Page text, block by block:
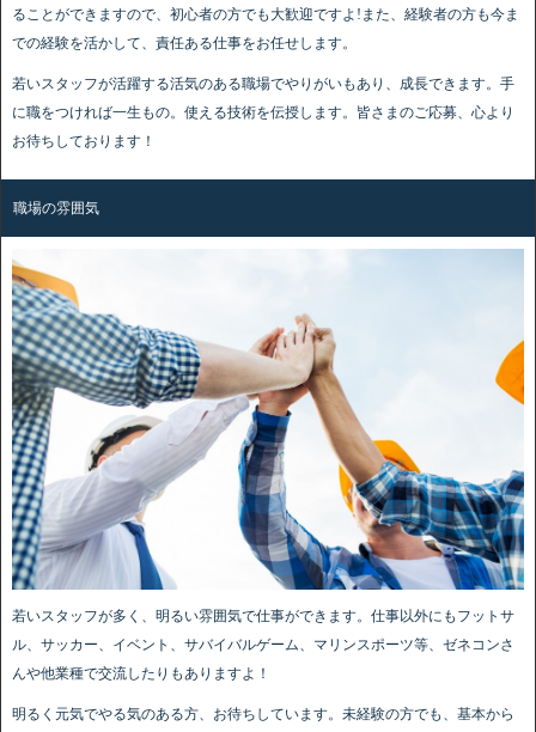
ることができますので、初心者の方でも大歓迎ですよ!また、経験者の方も今ま
での経験を活かして、責任ある仕事をお任せします。
若いスタッフが活躍する活気のある職場でやりがいもあり、成長できます。手
に職をつければ一生もの。使える技術を伝授します。皆さまのご応募、心より
お待ちしております！
職場の雰囲気
若いスタッフが多く、明るい雰囲気で仕事ができます。仕事以外にもフットサ
ル、サッカー、イベント、サバイバルゲーム、マリンスポーツ等、ゼネコンさ
んや他業種で交流したりもありますよ！
明るく元気でやる気のある方、お待ちしています。未経験の方でも、基本から